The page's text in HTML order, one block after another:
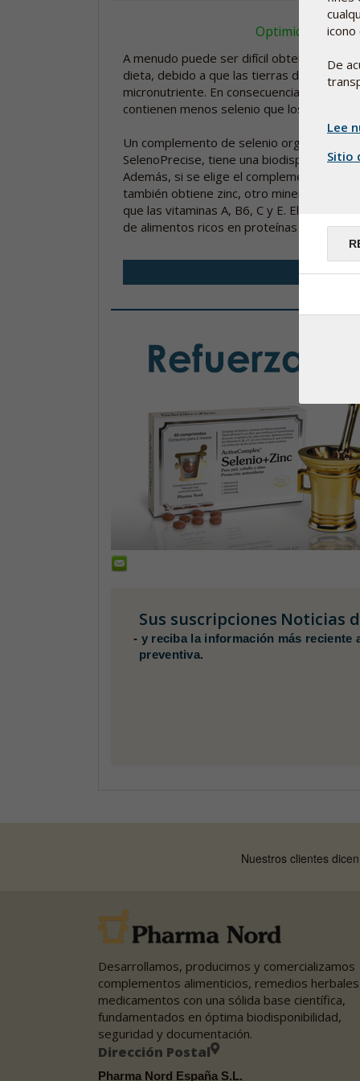
Optimice su
A menudo puede ser difícil obtener
dieta, debido a que las tierras de cultivo
micronutriente. En consecuencia, los
contienen menos selenio que los cultivos
Un complemento de selenio orgánico
SelenoPrecise, tiene una
Además, si se elige el complemento
también obtiene zinc, otro mineral que
que las vitaminas A, B6, C y E. El zinc es
de alimentos ricos en proteínas como la
Leas
Sus suscripciones Noticias
- y reciba la información más reciente
preventiva.
Desarrollamos, producimos y comercializamos
complementos alimenticios, remedios
medicamentos con una sólida base científica,
fundamentados en óptima biodisponibilidad,
seguridad y documentación.
Dirección Postal
Pharma Nord España S.L.
icono
De
Lee
Sitio